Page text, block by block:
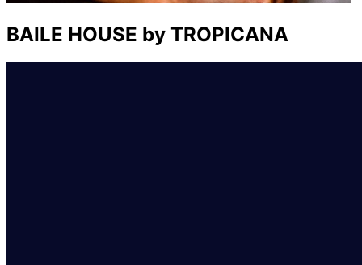
BAILE HOUSE by TROPICANA